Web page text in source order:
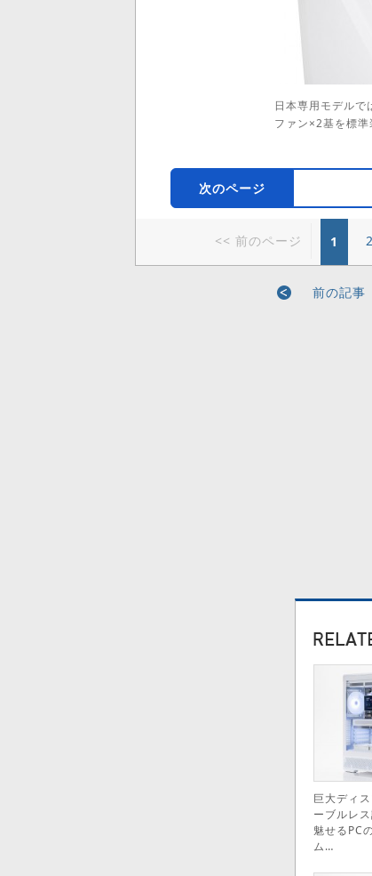
日本専用モデル
ファン×2基を標準
次のページ
<< 前のページ 1 2
前の記事
巨大ディ
ーブルレ
魅せるPC
ム…